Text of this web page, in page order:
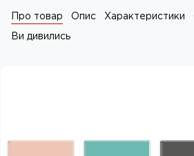
Про товар Опис Характеристики
Ви дивились